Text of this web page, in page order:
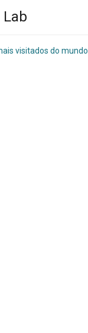
visitados do mundo